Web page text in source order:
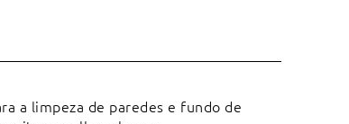
a limpeza de paredes e fundo de